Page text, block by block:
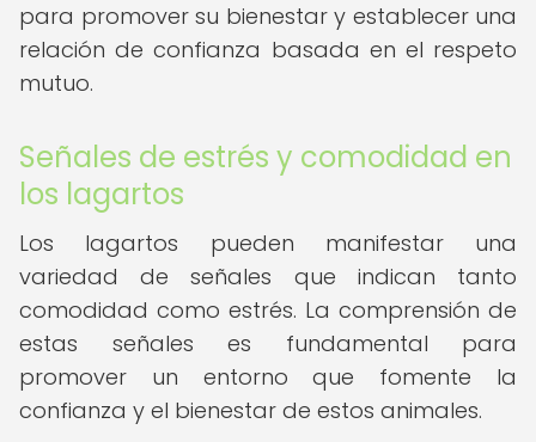
para promover su bienestar y establecer una
relación de confianza basada en el respeto
mutuo.
Señales de estrés y comodidad en
los lagartos
Los lagartos pueden manifestar una
variedad de señales que indican tanto
comodidad como estrés. La comprensión de
estas señales es fundamental para
promover un entorno que fomente la
confianza y el bienestar de estos animales.